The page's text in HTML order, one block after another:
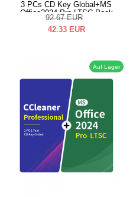
3 PCs CD Key Global+MS
Office2024 Pro LTSC Pack
92.67 EUR
42.33 EUR
Auf Lager